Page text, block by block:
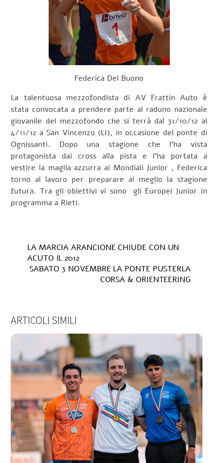
Federica Del Buono
La talentuosa mezzofondista di AV Frattin Auto è
stata convocata a prendere parte al raduno nazionale
giovanile del mezzofondo che si terrà dal 31/10/12 al
4/11/12 a San Vincenzo (LI), in occasione del ponte di
Ognissanti. Dopo una stagione che l’ha vista
protagonista dai cross alla pista e l’ha portata a
vestire la maglia azzurra ai Mondiali Junior , Federica
torno al lavoro per preparare al meglio la stagione
futura. Tra gli obiettivi vi sono gli Europei Junior in
programma a Rieti.
LA MARCIA ARANCIONE CHIUDE CON UN
ACUTO IL 2012
SABATO 3 NOVEMBRE LA PONTE PUSTERLA
CORSA & ORIENTEERING
ARTICOLI SIMILI